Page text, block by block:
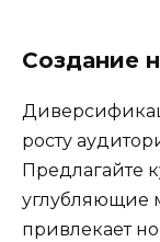
Создание
росту
Предлагайте
углубляющие
привлекает